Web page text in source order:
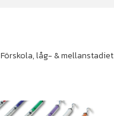
Förskola, låg- & mellanstadiet